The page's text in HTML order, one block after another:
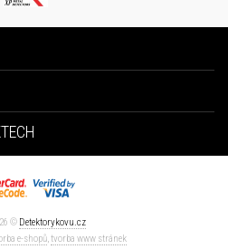
© Detektorykovu.cz
e-shopů,tvorba www stránek